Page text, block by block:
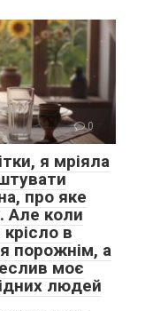
0
я мріяла
про яке
Але коли
в
порожнім, а
моє
людей